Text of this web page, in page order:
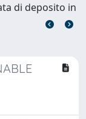
di deposito in